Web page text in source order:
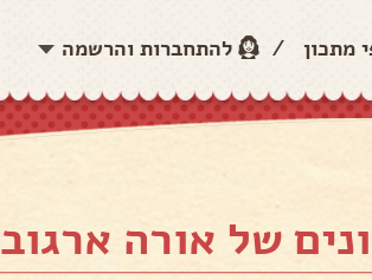
מתכון / להתחברות והרשמה
של אורה ארגוב